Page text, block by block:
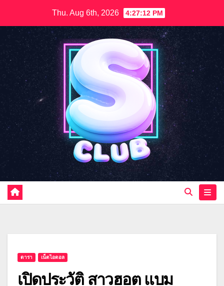
content
Thu. Aug 6th, 2026 4:27:15 PM
ดารา เน็ตไอดอล
เปิดประวัติ สาวฮอต แบม